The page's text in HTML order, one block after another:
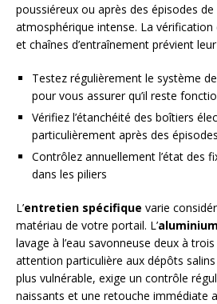
poussiéreux ou après des épisodes
atmosphérique intense. La vérification
et chaînes d’entraînement prévient
Testez régulièrement le système
pour vous assurer qu’il reste
Vérifiez l’étanchéité des boîtiers
particulièrement après des
Contrôlez annuellement l’état des
dans les piliers
L’entretien spécifique varie
matériau de votre portail. L’aluminium
lavage à l’eau savonneuse deux à
attention particulière aux dépôts
plus vulnérable, exige un contrôle
naissants et une retouche immédiate